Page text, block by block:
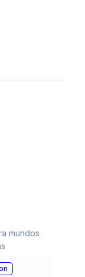
mundos